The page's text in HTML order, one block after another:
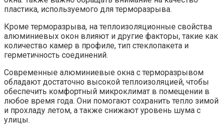
пластика, используемого для терморазрыва.
Кроме терморазрыва, на теплоизоляционные свойства
алюминиевых окон влияют и другие факторы, такие как
количество камер в профиле, тип стеклопакета и
герметичность соединений.
Современные алюминиевые окна с терморазрывом
обладают достаточно высокой теплоизоляцией, чтобы
обеспечить комфортный микроклимат в помещении в
любое время года. Они помогают сохранить тепло зимой
и прохладу летом, а также снижают уровень шума с
улицы.